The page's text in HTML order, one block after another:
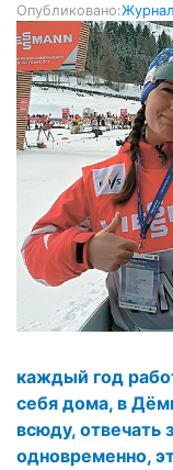
Опубликовано:
каждый год
себя дома, в
всюду, отвечать
одновременно,